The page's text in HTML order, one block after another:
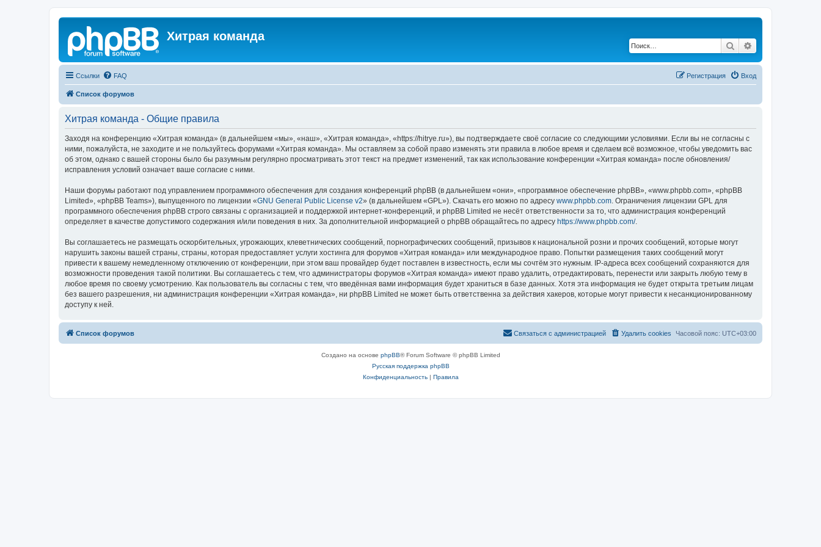
Хитрая команда
Поиск
Ссылки FAQ Вход
Регистрация
Список форумов
Хитрая команда - Общие правила
Заходя на конференцию «Хитрая команда» (в дальнейшем «мы», «наш», «Хитрая команда», «https://hitrye.ru»), вы подтверждаете своё согласие со следующими условиями. Если вы не согласны с
ними, пожалуйста, не заходите и не пользуйтесь форумами «Хитрая команда». Мы оставляем за собой право изменять эти правила в любое время и сделаем всё возможное, чтобы уведомить вас
об этом, однако с вашей стороны было бы разумным регулярно просматривать этот текст на предмет изменений, так как использование конференции «Хитрая команда» после обновления/
исправления условий означает ваше согласие с ними.
Наши форумы работают под управлением программного обеспечения для создания конференций phpBB (в дальнейшем «они», «программное обеспечение phpBB», «www.phpbb.com», «phpBB
Limited», «phpBB Teams»), выпущенного по лицензии «GNU General Public License v2» (в дальнейшем «GPL»). Скачать его можно по адресу www.phpbb.com. Ограничения лицензии GPL для
программного обеспечения phpBB строго связаны с организацией и поддержкой интернет-конференций, и phpBB Limited не несёт ответственности за то, что администрация конференций
определяет в качестве допустимого содержания и/или поведения в них. За дополнительной информацией о phpBB обращайтесь по адресу https://www.phpbb.com/.
Вы соглашаетесь не размещать оскорбительных, угрожающих, клеветнических сообщений, порнографических сообщений, призывов к национальной розни и прочих сообщений, которые могут
нарушить законы вашей страны, страны, которая предоставляет услуги хостинга для форумов «Хитрая команда» или международное право. Попытки размещения таких сообщений могут
привести к вашему немедленному отключению от конференции, при этом ваш провайдер будет поставлен в известность, если мы сочтём это нужным. IP-адреса всех сообщений сохраняются для
возможности проведения такой политики. Вы соглашаетесь с тем, что администраторы форумов «Хитрая команда» имеют право удалить, отредактировать, перенести или закрыть любую тему в
любое время по своему усмотрению. Как пользователь вы согласны с тем, что введённая вами информация будет храниться в базе данных. Хотя эта информация не будет открыта третьим лицам
без вашего разрешения, ни администрация конференции «Хитрая команда», ни phpBB Limited не может быть ответственна за действия хакеров, которые могут привести к несанкционированному
доступу к ней.
Список форумов Часовой пояс: UTC+03:00
Удалить cookies
Связаться с администрацией
Создано на основе phpBB® Forum Software © phpBB Limited
Русская поддержка phpBB
Конфиденциальность| Правила